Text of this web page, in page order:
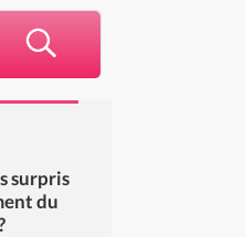
surpris
du